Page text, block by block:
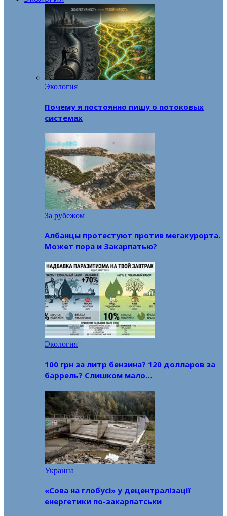
Экология
Почему я постоянно пишу о потоковых
системах
За рубежом
Албанцы протестуют против мегакурорта.
Может пора и Закарпатью?
Экология
100 грн за литр бензина? 120 долларов за
баррель? Слишком мало…
Украина
«Сова на глобусі» у децентралізації
енергетики по-закарпатськи